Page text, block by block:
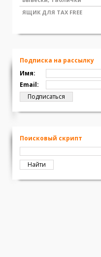
ЯЩИК ДЛЯ TAX FREE
Подписка на рассылку
Имя:
Email:
Поисковый скрипт
Найти